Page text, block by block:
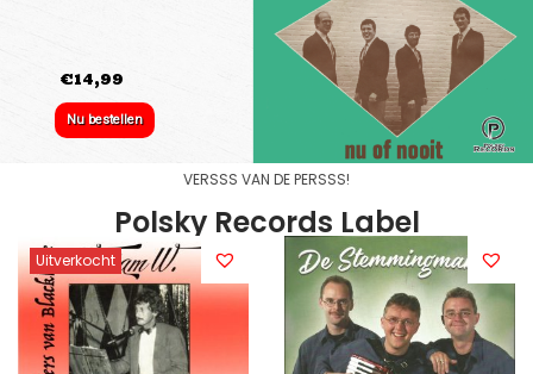
€14,99
Nu bestellen
VERSSS VAN DE PERSSS!
Polsky Records Label
Uitverkocht